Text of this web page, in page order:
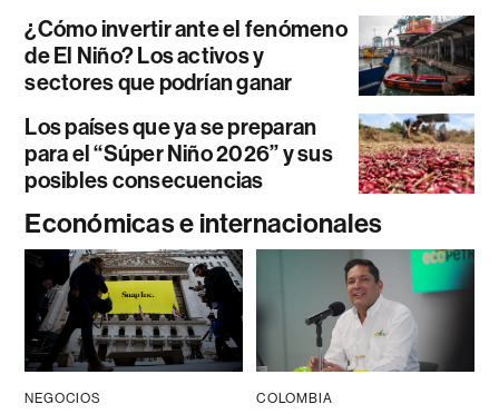
¿Cómo invertir ante el fenómeno
de El Niño? Los activos y
sectores que podrían ganar
Los países que ya se preparan
para el “Súper Niño 2026” y sus
posibles consecuencias
Económicas e internacionales
NEGOCIOS COLOMBIA